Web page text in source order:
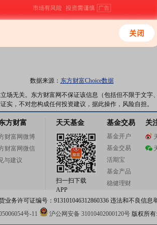
数据来源： 东方财富Choice数据
场无关。东方财富网不保证该信息（包括但不限于文
实，不对您构成任何投资建议，据此操作，风险自担。
方财富
财富网微博
财富网微信
与建议
天天基金
扫一扫下载
APP
基金交易
基金开户
基金交易
活期宝
基金产品
稳健理财
关
务许可证编号：913101046312860336 违法和不良信息
号-11 沪公网安备 31010402000120号版权所有